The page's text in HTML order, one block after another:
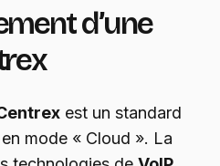
d’une
est un standard
mode « Cloud ». La